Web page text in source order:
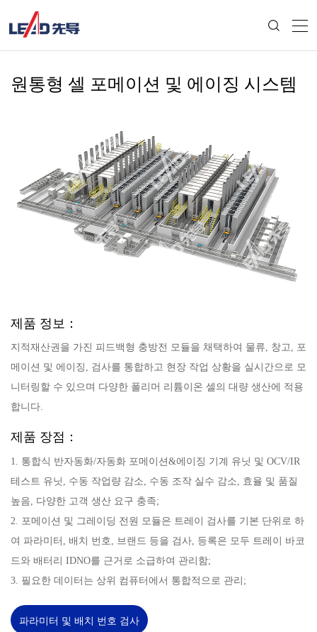
원통형 셀 포메이션 및 에이징 시스템
제품 정보：
지적재산권을 가진 피드백형 충방전 모듈을 채택하여 물류, 창고, 포
메이션 및 에이징, 검사를 통합하고 현장 작업 상황을 실시간으로 모
니터링할 수 있으며 다양한 폴리머 리튬이온 셀의 대량 생산에 적용
합니다.
제품 장점：
1. 통합식 반자동화/자동화 포메이션&에이징 기계 유닛 및 OCV/IR
테스트 유닛, 수동 작업량 감소, 수동 조작 실수 감소, 효율 및 품질
높음, 다양한 고객 생산 요구 충족;
2. 포메이션 및 그레이딩 전원 모듈은 트레이 검사를 기본 단위로 하
여 파라미터, 배치 번호, 브랜드 등을 검사, 등록은 모두 트레이 바코
드와 배터리 IDNO를 근거로 소급하여 관리함;
3. 필요한 데이터는 상위 컴퓨터에서 통합적으로 관리;
파라미터 및 배치 번호 검사